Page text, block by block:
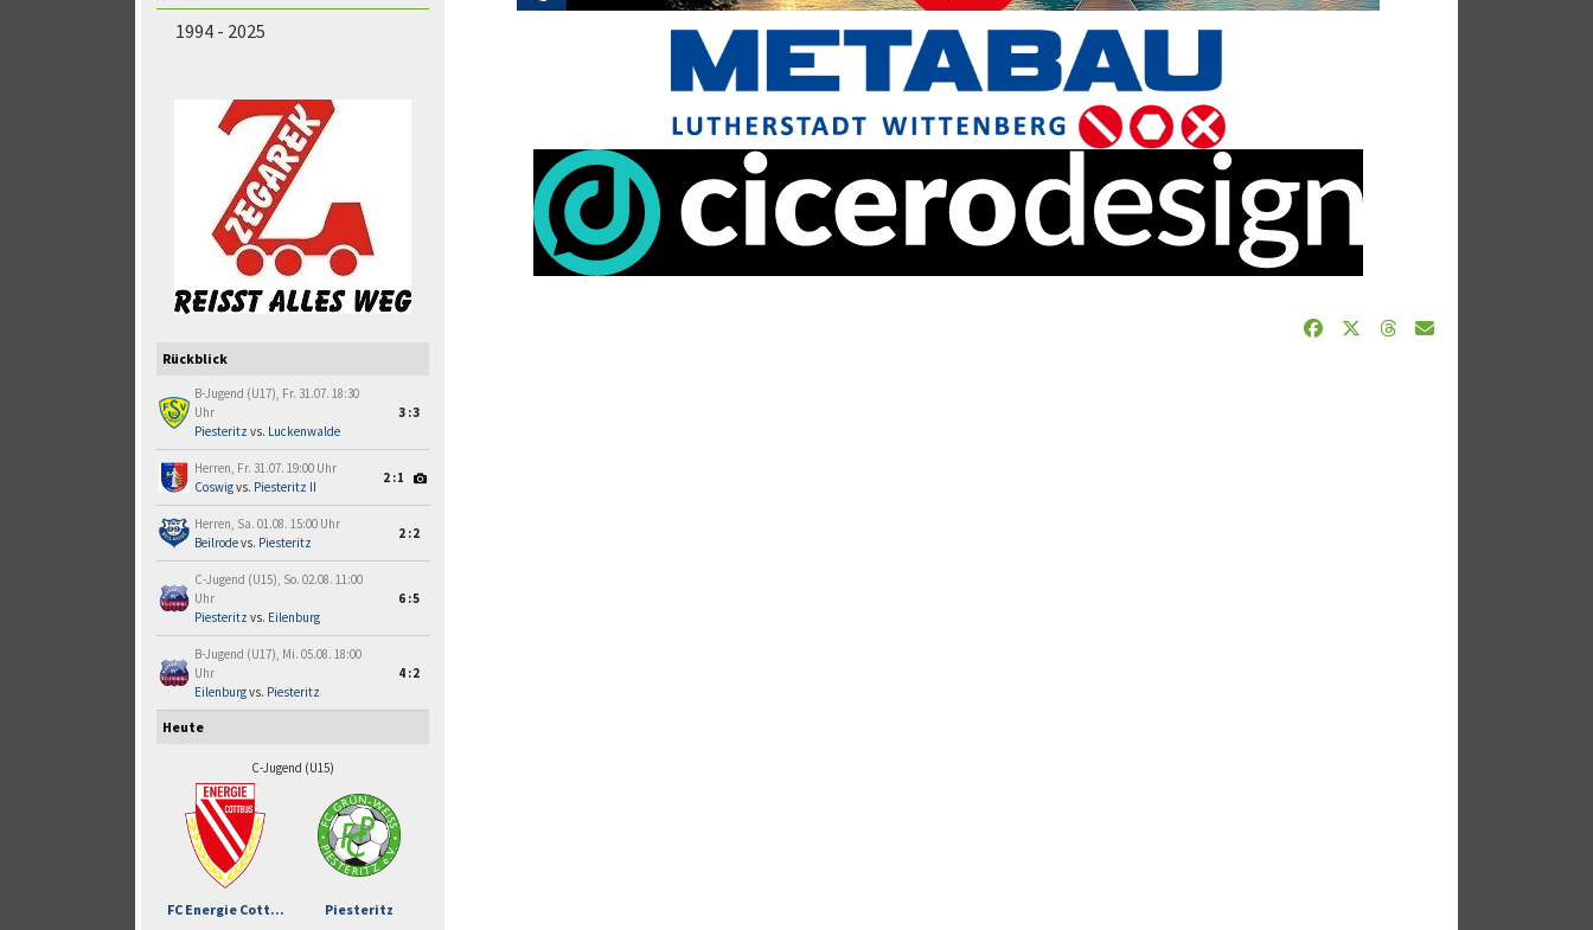
1994 - 2025
Rückblick
B-Jugend (U17), Fr. 31.07. 18:30
Uhr
Piesteritz vs. Luckenwalde
3:3
Herren, Fr. 31.07. 19:00 Uhr
Coswigvs. Piesteritz II
2:1
Herren, Sa. 01.08. 15:00 Uhr
Beilrodevs. Piesteritz
2:2
C-Jugend (U15), So. 02.08. 11:00
Uhr
Piesteritz vs. Eilenburg
6:5
B-Jugend (U17), Mi. 05.08. 18:00
Uhr
Eilenburgvs. Piesteritz
4:2
Heute
C-Jugend (U15)
FC Energie Cott... Piesteritz